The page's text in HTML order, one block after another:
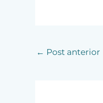
← Post anterior